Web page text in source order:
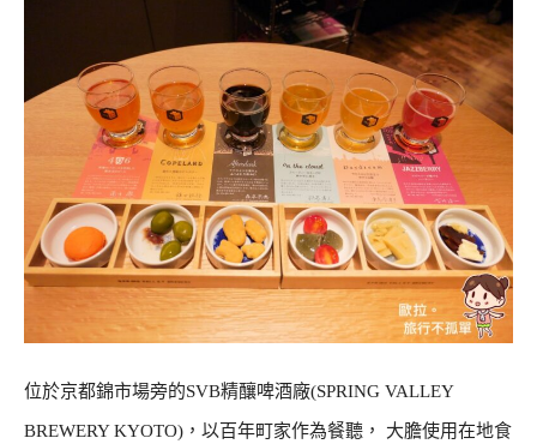
位於京都錦市場旁的SVB精釀啤酒廠(SPRING VALLEY
BREWERY KYOTO)，以百年町家作為餐聽， 大膽使用在地食